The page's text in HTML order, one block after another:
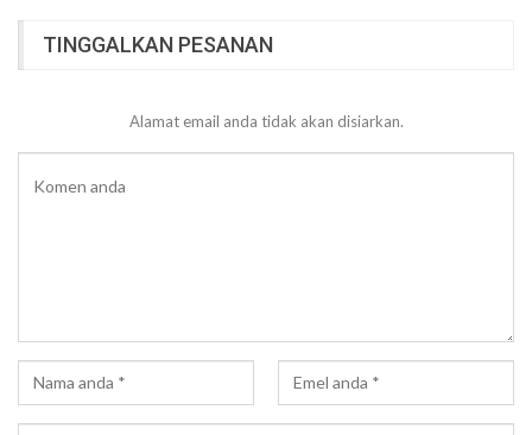
TINGGALKAN PESANAN
Alamat email anda tidak akan disiarkan.